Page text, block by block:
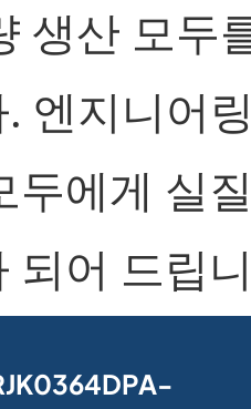
생산 모두
엔지니어
두에게 실
되어 드립